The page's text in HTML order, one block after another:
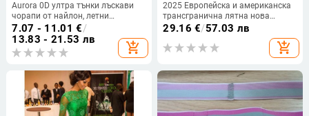
Aurora 0D ултра тънки лъскави
чорапи от найлон, летни
безшевни, прозрачни
7.07 - 11.01 €/
13.83 - 21.53 лв
add_shopping_cart
2025 Европейска и американска
трансгранична лятна нова
модна дамска рокля на точки,
закопчано с къс ръкав на точки
29.16 €/57.03 лв
add_shopping_cart